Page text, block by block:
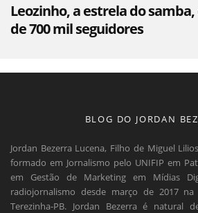
Leozinho, a estrela do
de 700 mil seguidores
BLOG DO JORDAN
Jordan Bezerra Lucena, Filho de Miguel
formado em Jornalismo pelo UNIFIP em
em Gestão de Marketing em Mídias
radiojornalismo desde março de 2017
Terezinha-PB. Jordan Bezerra é natural